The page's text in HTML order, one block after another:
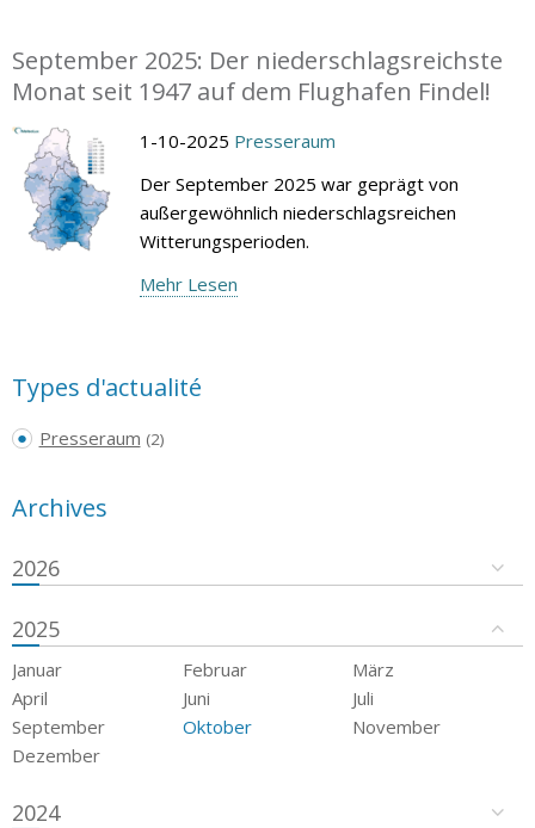
September 2025: Der niederschlagsreichste
Monat seit 1947 auf dem Flughafen Findel!
1-10-2025 Presseraum
Der September 2025 war geprägt von
außergewöhnlich niederschlagsreichen
Witterungsperioden.
Mehr Lesen
Types d'actualité
Presseraum (2)
Archives
2026
2025
Januar Februar
März
April
Juni
Juli
September
Oktober
November
Dezember
2024